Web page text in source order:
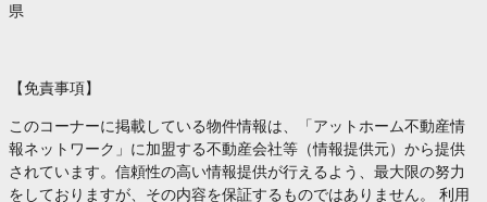
県
【免責事項】
このコーナーに掲載している物件情報は、「アットホーム不動産情
報ネットワーク」に加盟する不動産会社等（情報提供元）から提供
されています。信頼性の高い情報提供が行えるよう、最大限の努力
をしておりますが、その内容を保証するものではありません。 利用